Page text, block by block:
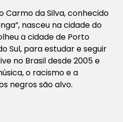
Carmo da Silva, conhecido
nasceu na cidade do
a cidade de Porto
Sul, para estudar e seguir
no Brasil desde 2005 e
o racismo e a
negros são alvo.